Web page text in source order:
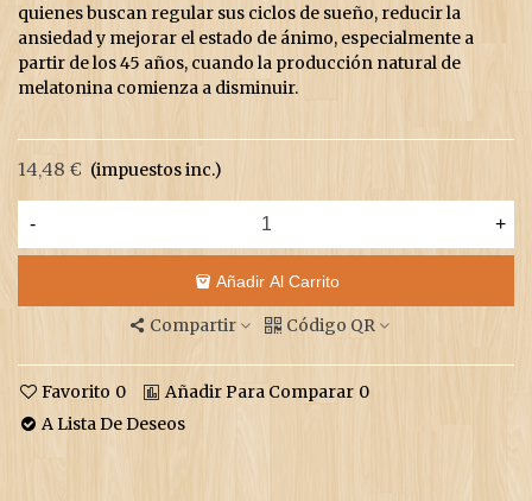
quienes buscan regular sus ciclos de sueño, reducir la
ansiedad y mejorar el estado de ánimo, especialmente a
partir de los 45 años, cuando la producción natural de
melatonina comienza a disminuir.
14,48 € (impuestos inc.)
- +
Añadir Al Carrito
Compartir Código QR
Favorito 0 Añadir Para Comparar 0
A Lista De Deseos